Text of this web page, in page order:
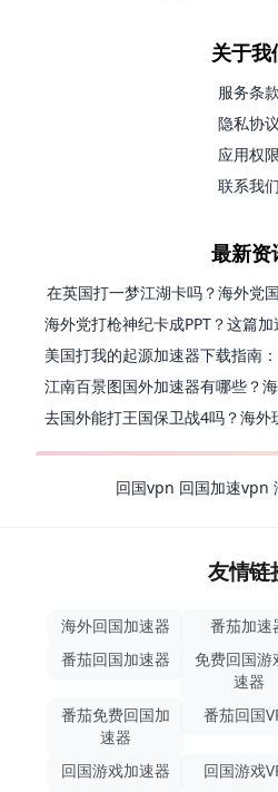
关于我
服务条款
隐私协议
应用权限
联系我们
最新资
在英国打一梦江湖卡吗？海外党
回国vpn 回国加速vpn
友情链
海外回国加速器 番茄加速
番茄回国加速器
免费回国游
速器
番茄免费回国加
速器
番茄回国
回国游戏加速器
回国游戏